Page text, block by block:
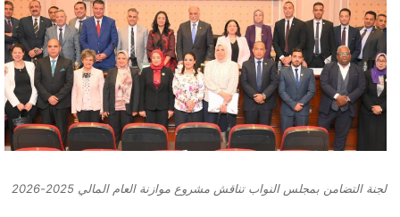
لجنة التضامن بمجلس النواب تناقش مشروع موازنة العام المالي 2025-2026